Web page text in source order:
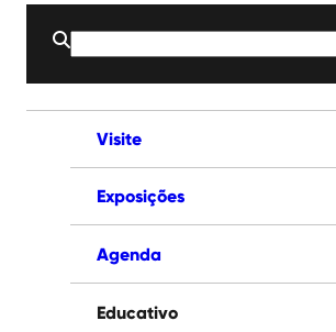
Buscar
por:
Visite
Exposições
Agenda
Educativo